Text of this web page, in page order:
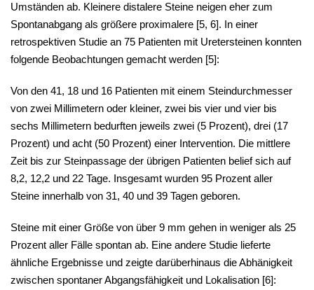
Umständen ab. Kleinere distalere Steine neigen eher zum
Spontanabgang als größere proximalere [5, 6]. In einer
retrospektiven Studie an 75 Patienten mit Uretersteinen konnten
folgende Beobachtungen gemacht werden [5]:
Von den 41, 18 und 16 Patienten mit einem Steindurchmesser
von zwei Millimetern oder kleiner, zwei bis vier und vier bis
sechs Millimetern bedurften jeweils zwei (5 Prozent), drei (17
Prozent) und acht (50 Prozent) einer Intervention. Die mittlere
Zeit bis zur Steinpassage der übrigen Patienten belief sich auf
8,2, 12,2 und 22 Tage. Insgesamt wurden 95 Prozent aller
Steine innerhalb von 31, 40 und 39 Tagen geboren.
Steine mit einer Größe von über 9 mm gehen in weniger als 25
Prozent aller Fälle spontan ab. Eine andere Studie lieferte
ähnliche Ergebnisse und zeigte darüberhinaus die Abhänigkeit
zwischen spontaner Abgangsfähigkeit und Lokalisation [6]: